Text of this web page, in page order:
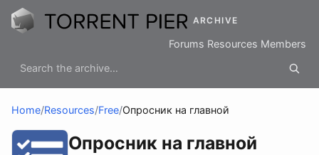
ARCHIVE
Forums Resources Members
Home/Resources/Free/Опросник на главной
Опросник на главной